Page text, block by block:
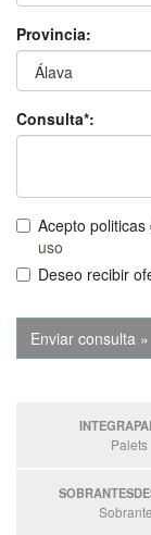
Provincia:
Consulta*:
Acepto
uso
Deseo recibir
Palets